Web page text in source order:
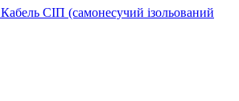
Кабель СІП (самонесучий ізольований